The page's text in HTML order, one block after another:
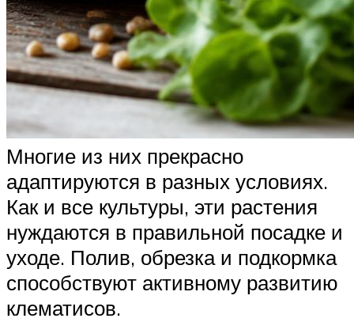
Многие из них прекрасно
адаптируются в разных условиях.
Как и все культуры, эти растения
нуждаются в правильной посадке и
уходе. Полив, обрезка и подкормка
способствуют активному развитию
клематисов.